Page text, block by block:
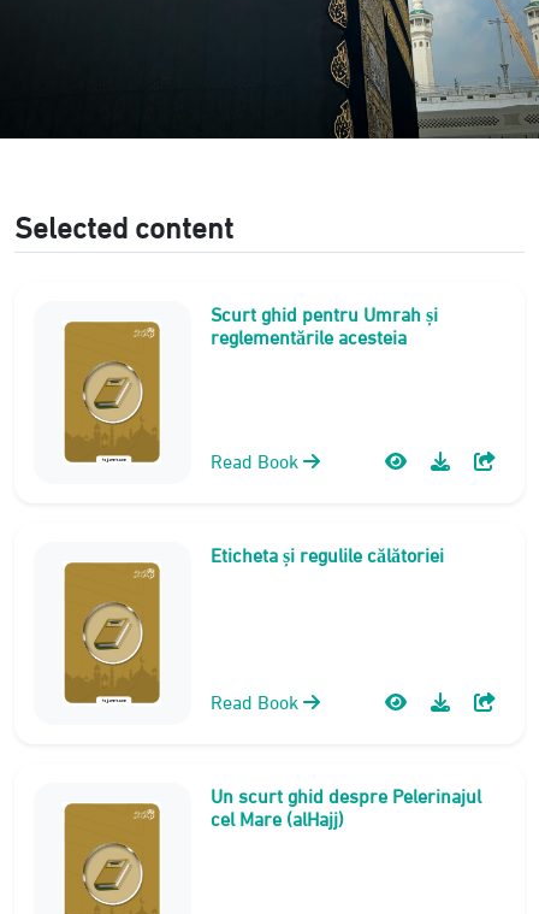
Selected content
Scurt ghid pentru Umrah și
reglementările acesteia
Read Book
Eticheta și regulile călătoriei
Read Book
Un scurt ghid despre Pelerinajul
cel Mare (alHajj)